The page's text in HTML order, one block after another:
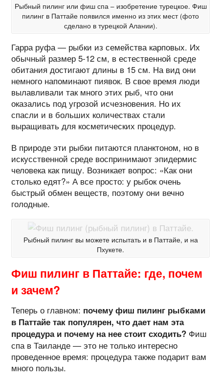
Рыбный пилинг или фиш спа – изобретение турецкое. Фиш
пилинг в Паттайе появился именно из этих мест (фото
сделано в турецкой Алании).
Гарра руфа — рыбки из семейства карповых. Их
обычный размер 5-12 см, в естественной среде
обитания достигают длины в 15 см. На вид они
немного напоминают пиявок. В свое время люди
вылавливали так много этих рыб, что они
оказались под угрозой исчезновения. Но их
спасли и в больших количествах стали
выращивать для косметических процедур.
В природе эти рыбки питаются планктоном, но в
искусственной среде воспринимают эпидермис
человека как пищу. Возникает вопрос: «Как они
столько едят?» А все просто: у рыбок очень
быстрый обмен веществ, поэтому они вечно
голодные.
Рыбный пилинг вы можете испытать и в Паттайе, и на
Пхукете.
Фиш пилинг в Паттайе: где, почем
и зачем?
Теперь о главном: почему фиш пилинг рыбками
в Паттайе так популярен, что дает нам эта
процедура и почему на нее стоит сходить?Фиш
спа в Таиланде — это не только интересно
проведенное время: процедура также подарит вам
много пользы.